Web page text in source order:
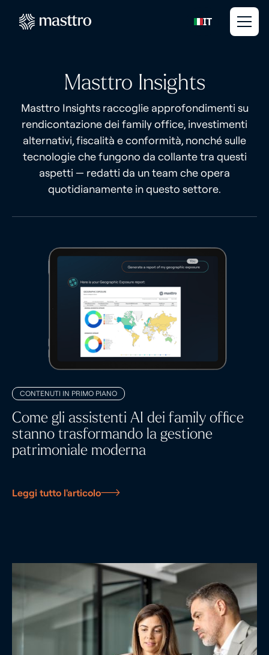
IT
Masttro Insights
Masttro Insights raccoglie approfondimenti su
rendicontazione dei family office, investimenti
alternativi, fiscalità e conformità, nonché sulle
tecnologie che fungono da collante tra questi
aspetti — redatti da un team che opera
quotidianamente in questo settore.
CONTENUTI IN PRIMO PIANO
Come gli assistenti AI dei family office
stanno trasformando la gestione
patrimoniale moderna
Leggi tutto l'articolo